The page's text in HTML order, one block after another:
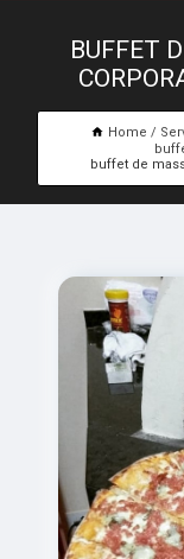
BUFFET
Home
buffet de